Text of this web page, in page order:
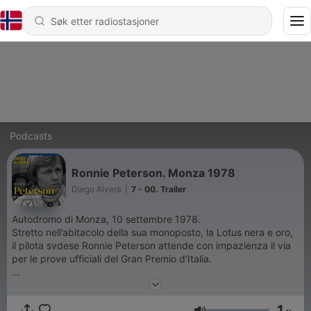
Podcasts
Ronnie Peterson. Monza 1978
Diego Alverà 7 - 00. Trailer
Autodromo di Monza, 10 settembre 1978.
Stretto nell’abitacolo della sua monoposto, la Lotus nera e oro,
il pilota svdese Ronnie Peterson attende con impazienza il via
per le prove ufficiali del Gran Premio d’Italia.
Attraverso i sei episodi di questa appassionante serie podcast